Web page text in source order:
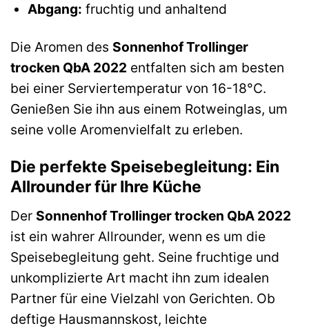
Abgang: fruchtig und anhaltend
Die Aromen des Sonnenhof Trollinger
trocken QbA 2022 entfalten sich am besten
bei einer Serviertemperatur von 16-18°C.
Genießen Sie ihn aus einem Rotweinglas, um
seine volle Aromenvielfalt zu erleben.
Die perfekte Speisebegleitung: Ein
Allrounder für Ihre Küche
Der Sonnenhof Trollinger trocken QbA 2022
ist ein wahrer Allrounder, wenn es um die
Speisebegleitung geht. Seine fruchtige und
unkomplizierte Art macht ihn zum idealen
Partner für eine Vielzahl von Gerichten. Ob
deftige Hausmannskost, leichte